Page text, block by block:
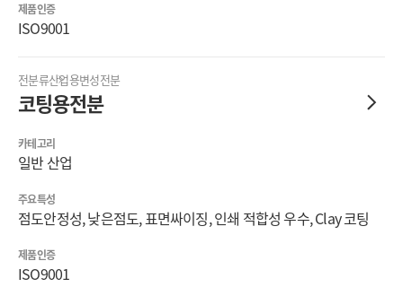
제품인증
ISO9001
전분류산업용변성전분
코팅용전분
카테고리
일반 산업
주요특성
점도안정성, 낮은점도, 표면싸이징, 인쇄 적합성 우수, Clay 코팅
제품인증
ISO9001